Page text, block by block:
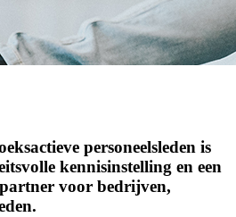
personeels­leden is
kennis­instelling en een
voor bedrijven,